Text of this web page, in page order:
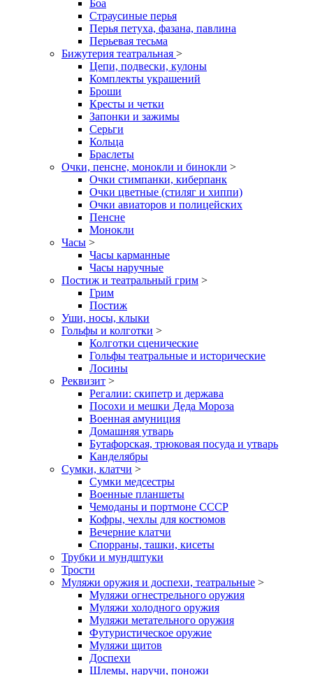
Боа
Страусиные перья
Перья петуха, фазана, павлина
Перьевая тесьма
Бижутерия театральная >
Цепи, подвески, кулоны
Комплекты украшений
Броши
Кресты и четки
Запонки и зажимы
Серьги
Кольца
Браслеты
Очки, пенсне, монокли и бинокли >
Очки стимпанки, киберпанк
Очки цветные (стиляг и хиппи)
Очки авиаторов и полицейских
Пенсне
Монокли
Часы >
Часы карманные
Часы наручные
Постиж и театральный грим >
Грим
Постиж
Уши, носы, клыки
Гольфы и колготки >
Колготки сценические
Гольфы театральные и исторические
Лосины
Реквизит >
Регалии: скипетр и держава
Посохи и мешки Деда Мороза
Военная амуниция
Домашняя утварь
Бутафорская, трюковая посуда и утварь
Канделябры
Сумки, клатчи >
Сумки медсестры
Военные планшеты
Чемоданы и портмоне СССР
Кофры, чехлы для костюмов
Вечерние клатчи
Спорраны, ташки, кисеты
Трубки и мундштуки
Трости
Муляжи оружия и доспехи, театральные >
Муляжи огнестрельного оружия
Муляжи холодного оружия
Муляжи метательного оружия
Футуристическое оружие
Муляжи щитов
Доспехи
Шлемы, наручи, поножи